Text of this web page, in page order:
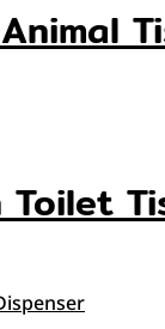
Toilet